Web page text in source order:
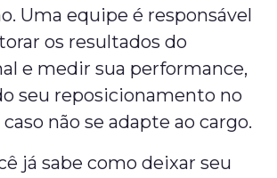
Uma equipe é responsável
os resultados do
e medir sua performance,
seu reposicionamento no
não se adapte ao cargo.
já sabe como deixar seu